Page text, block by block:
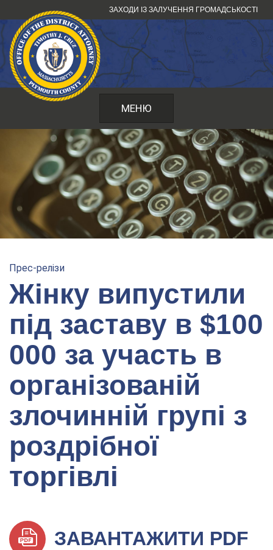
до
змісту
ЗАХОДИ ІЗ ЗАЛУЧЕННЯ ГРОМАДСЬКОСТІ
МЕНЮ
Прес-релізи
Жінку випустили
під заставу в $100
000 за участь в
організованій
злочинній групі з
роздрібної
торгівлі
ЗАВАНТАЖИТИ PDF